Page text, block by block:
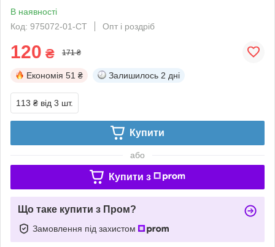
В наявності
Код: 975072-01-СТ
Опт і роздріб
120 ₴ 171 ₴
Економія 51 ₴ Залишилось 2 дні
113 ₴ від 3 шт.
Купити
або
Купити з
Що таке купити з Пром?
Замовлення під захистом